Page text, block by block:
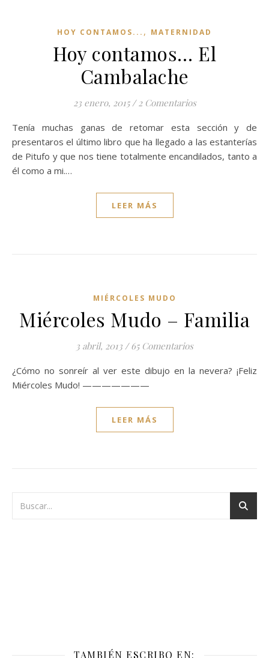
HOY CONTAMOS... , MATERNIDAD
Hoy contamos… El
Cambalache
23 enero, 2015 / 2 Comentarios
Tenía muchas ganas de retomar esta sección y de
presentaros el último libro que ha llegado a las estanterías
de Pitufo y que nos tiene totalmente encandilados, tanto a
él como a mi.…
LEER MÁS
MIÉRCOLES MUDO
Miércoles Mudo – Familia
3 abril, 2013 / 65 Comentarios
¿Cómo no sonreír al ver este dibujo en la nevera? ¡Feliz
Miércoles Mudo! ———————
LEER MÁS
TAMBIÉN ESCRIBO EN: